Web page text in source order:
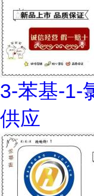
3-苯基-1-
供应